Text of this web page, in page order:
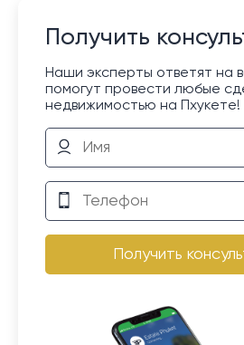
Получить
Наши эксперты ответят на
помогут провести любые
недвижимостью на Пхукете!
Получить